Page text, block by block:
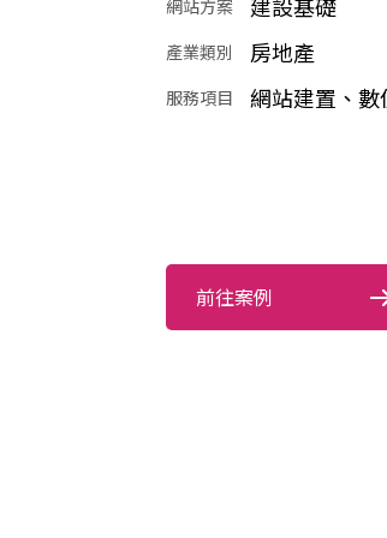
網站方案
產業類別 房地產
服務項目 網站建置、數
前往案例